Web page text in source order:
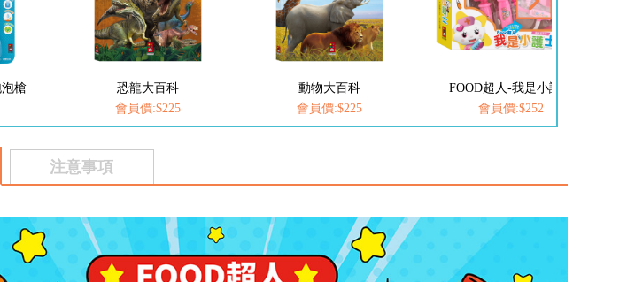
動物大百科
會員價:$225
FOOD超人-我是小護士
會員價:$252
FOOD超人-我是小醫生
會員價:$252
注意事項